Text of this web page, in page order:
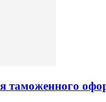
таможенного